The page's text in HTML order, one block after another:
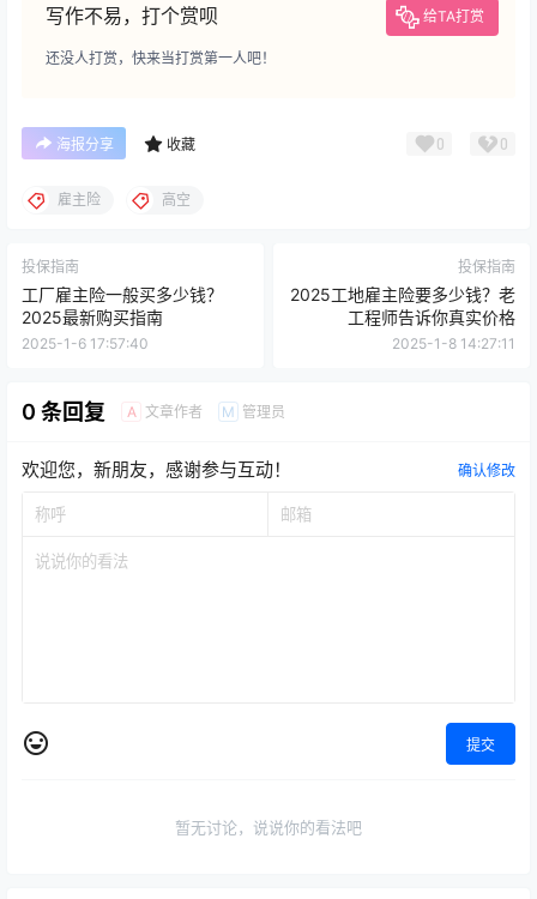
写作不易，打个赏呗 给TA打赏
还没人打赏，快来当打赏第一人吧！
海报分享 收藏 0 0
雇主险 高空
投保指南
工厂雇主险一般买多少钱？
2025最新购买指南
2025-1-6 17:57:40
投保指南
2025工地雇主险要多少钱？老
工程师告诉你真实价格
2025-1-8 14:27:11
0 条回复 A 文章作者 M 管理员
欢迎您，新朋友，感谢参与互动！ 确认修改
提交
暂无讨论，说说你的看法吧